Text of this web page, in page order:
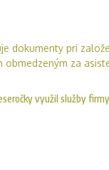
využil služby